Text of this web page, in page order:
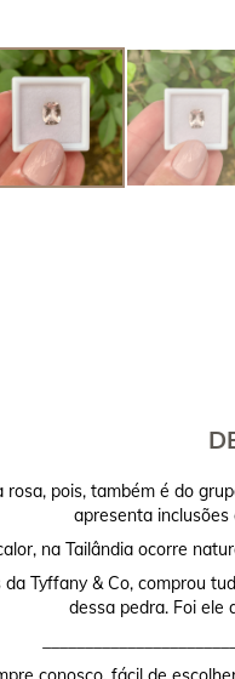
pois, também é do
apresenta
na Tailândia ocorre
Tyffany & Co, comprou
dessa pedra. Foi ele